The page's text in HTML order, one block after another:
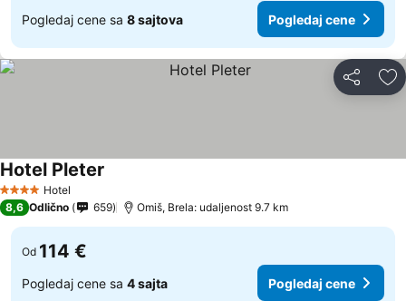
Pogledaj cene sa 8 sajtova Pogledaj cene
Deli
4 ZvezdiceHotel
Hotel Pleter
8,6 Odlično 659 Omiš, Brela: udaljenost 9.7 km
Od 114 €
Pogledaj cene sa 4 sajta Pogledaj cene